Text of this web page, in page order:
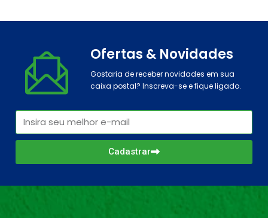
Ofertas & Novidades
Gostaria de receber novidades em sua
caixa postal? Inscreva-se e fique ligado.
Cadastrar